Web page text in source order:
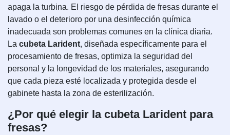
apaga la turbina. El riesgo de pérdida de fresas durante el
lavado o el deterioro por una desinfección química
inadecuada son problemas comunes en la clínica diaria.
La cubeta Larident, diseñada específicamente para el
procesamiento de fresas, optimiza la seguridad del
personal y la longevidad de los materiales, asegurando
que cada pieza esté localizada y protegida desde el
gabinete hasta la zona de esterilización.
¿Por qué elegir la cubeta Larident para
fresas?